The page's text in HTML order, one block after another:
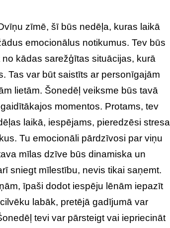
zīmē, šī būs nedēļa, kuras laikā
emocionālus notikumus. Tev būs
kādas sarežģītas situācijas, kurā
Tas var būt saistīts ar personīgajām
lietām. Šonedēļ veiksme būs tavā
momentos. Protams, tev
laikā, iespējams, pieredzēsi stresa
Tu emocionāli pārdzīvosi par viņu
mīlas dzīve būs dinamiska un
sniegt mīlestību, nevis tikai saņemt.
īpaši dodot iespēju lēnām iepazīt
labāk, pretējā gadījumā var
tevi var pārsteigt vai iepriecināt